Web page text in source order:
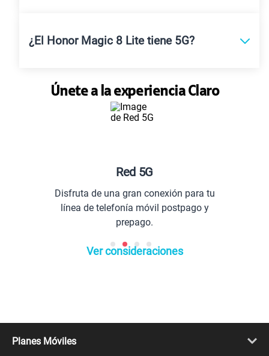
¿El Honor Magic 8 Lite tiene 5G?
Únete a la experiencia Claro
Red 5G
Disfruta de una gran conexión para tu
línea de telefonía móvil postpago y
prepago.
Ver consideraciones
Planes Móviles